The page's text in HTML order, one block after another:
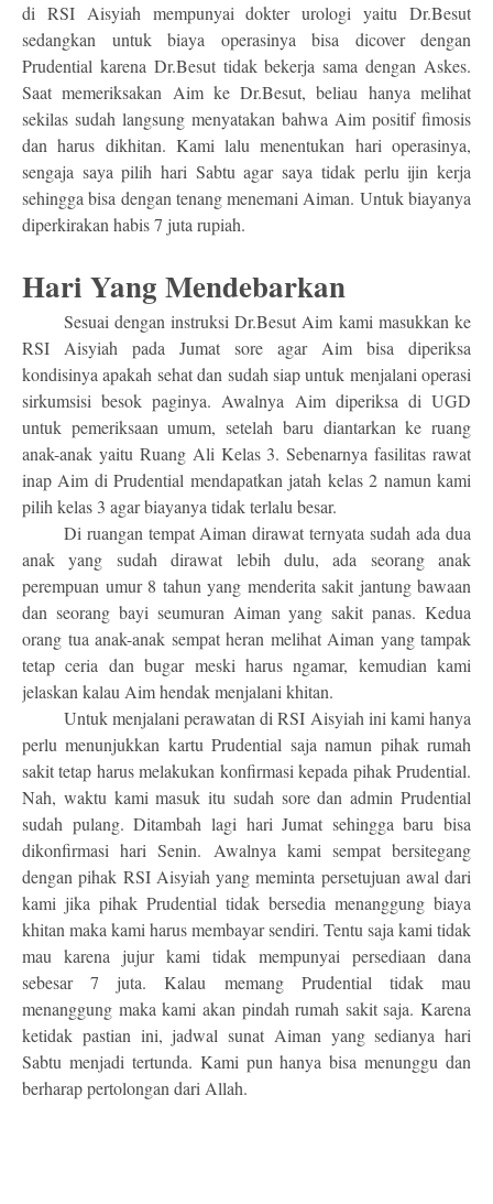
di RSI Aisyiah mempunyai dokter urologi yaitu Dr.Besut
sedangkan untuk biaya operasinya bisa dicover dengan
Prudential karena Dr.Besut tidak bekerja sama dengan Askes.
Saat memeriksakan Aim ke Dr.Besut, beliau hanya melihat
sekilas sudah langsung menyatakan bahwa Aim positif fimosis
dan harus dikhitan. Kami lalu menentukan hari operasinya,
sengaja saya pilih hari Sabtu agar saya tidak perlu ijin kerja
sehingga bisa dengan tenang menemani Aiman. Untuk biayanya
diperkirakan habis 7 juta rupiah.
Hari Yang Mendebarkan
Sesuai dengan instruksi Dr.Besut Aim kami masukkan ke
RSI Aisyiah pada Jumat sore agar Aim bisa diperiksa
kondisinya apakah sehat dan sudah siap untuk menjalani operasi
sirkumsisi besok paginya. Awalnya Aim diperiksa di UGD
untuk pemeriksaan umum, setelah baru diantarkan ke ruang
anak-anak yaitu Ruang Ali Kelas 3. Sebenarnya fasilitas rawat
inap Aim di Prudential mendapatkan jatah kelas 2 namun kami
pilih kelas 3 agar biayanya tidak terlalu besar.
Di ruangan tempat Aiman dirawat ternyata sudah ada dua
anak yang sudah dirawat lebih dulu, ada seorang anak
perempuan umur 8 tahun yang menderita sakit jantung bawaan
dan seorang bayi seumuran Aiman yang sakit panas. Kedua
orang tua anak-anak sempat heran melihat Aiman yang tampak
tetap ceria dan bugar meski harus ngamar, kemudian kami
jelaskan kalau Aim hendak menjalani khitan.
Untuk menjalani perawatan di RSI Aisyiah ini kami hanya
perlu menunjukkan kartu Prudential saja namun pihak rumah
sakit tetap harus melakukan konfirmasi kepada pihak Prudential.
Nah, waktu kami masuk itu sudah sore dan admin Prudential
sudah pulang. Ditambah lagi hari Jumat sehingga baru bisa
dikonfirmasi hari Senin. Awalnya kami sempat bersitegang
dengan pihak RSI Aisyiah yang meminta persetujuan awal dari
kami jika pihak Prudential tidak bersedia menanggung biaya
khitan maka kami harus membayar sendiri. Tentu saja kami tidak
mau karena jujur kami tidak mempunyai persediaan dana
sebesar 7 juta. Kalau memang Prudential tidak mau
menanggung maka kami akan pindah rumah sakit saja. Karena
ketidak pastian ini, jadwal sunat Aiman yang sedianya hari
Sabtu menjadi tertunda. Kami pun hanya bisa menunggu dan
berharap pertolongan dari Allah.